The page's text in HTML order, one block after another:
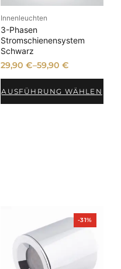
Innenleuchten
3-Phasen
Stromschienensystem
Schwarz
29,90 €–59,90 €
AUSFÜHRUNG WÄHLEN
-31%Produkt
im